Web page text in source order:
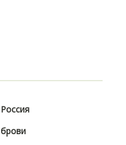
Россия
брови